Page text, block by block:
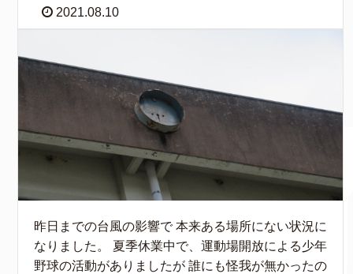
2021.08.10
昨日までの台風の影響で 本来ある場所にない状況に
なりました。 夏季休業中で、運動場開放による少年
野球の活動がありましたが 誰にも怪我が無かったの